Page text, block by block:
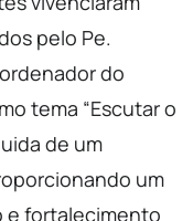
pelo Pe.
do
tema “Escutar o
de um
um
e fortalecimento